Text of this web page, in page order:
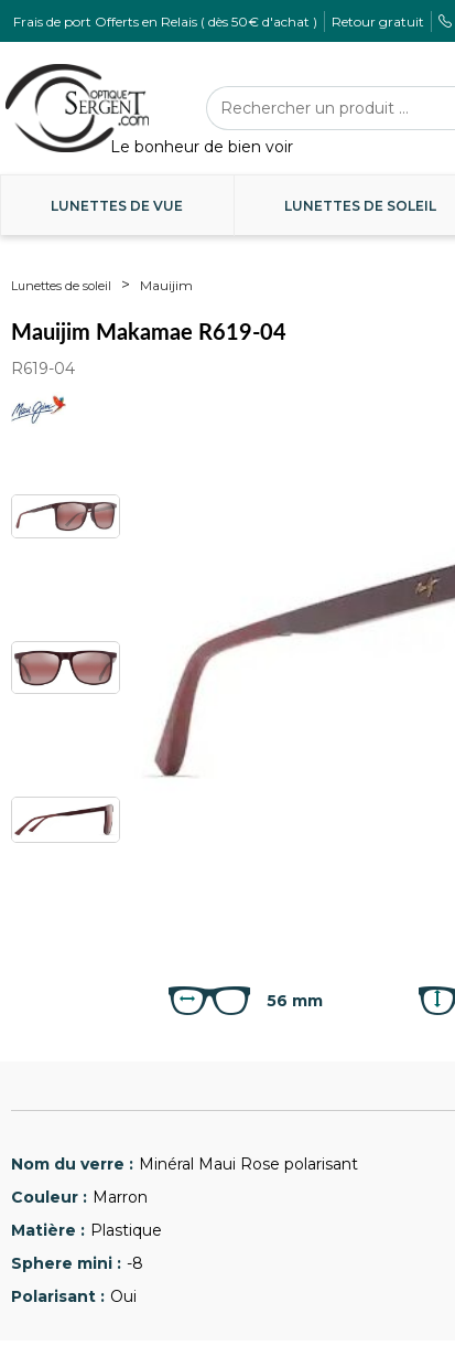
Frais de port Offerts en Relais ( dès 50€ d'achat ) Retour gratuit
LUNETTES DE VUE LUNETTES DE SOLEIL
Lunettes de soleil Mauijim
Mauijim Makamae R619-04
R619-04
56 mm
Minéral Maui Rose polarisant
Marron
Plastique
-8
Oui